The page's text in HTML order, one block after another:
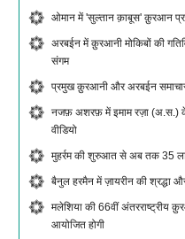
ओमान में 'सुल्तान क़ाबूस' क़ुरआन
अरबईन में क़ुरआनी मोकिबों की
संगम
प्रमुख क़ुरआनी और अरबईन
नजफ़ अशरफ़ में इमाम रज़ा (अ.स.)
वीडियो
मुहर्रम की शुरुआत से अब तक 35
बैनुल हरमैन में ज़ायरीन की श्रद्धा
मलेशिया की 66वीं अंतरराष्ट्रीय
आयोजित होगी